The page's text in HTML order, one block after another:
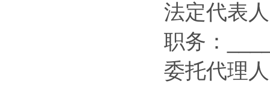
法定代表
职务：
委托代理